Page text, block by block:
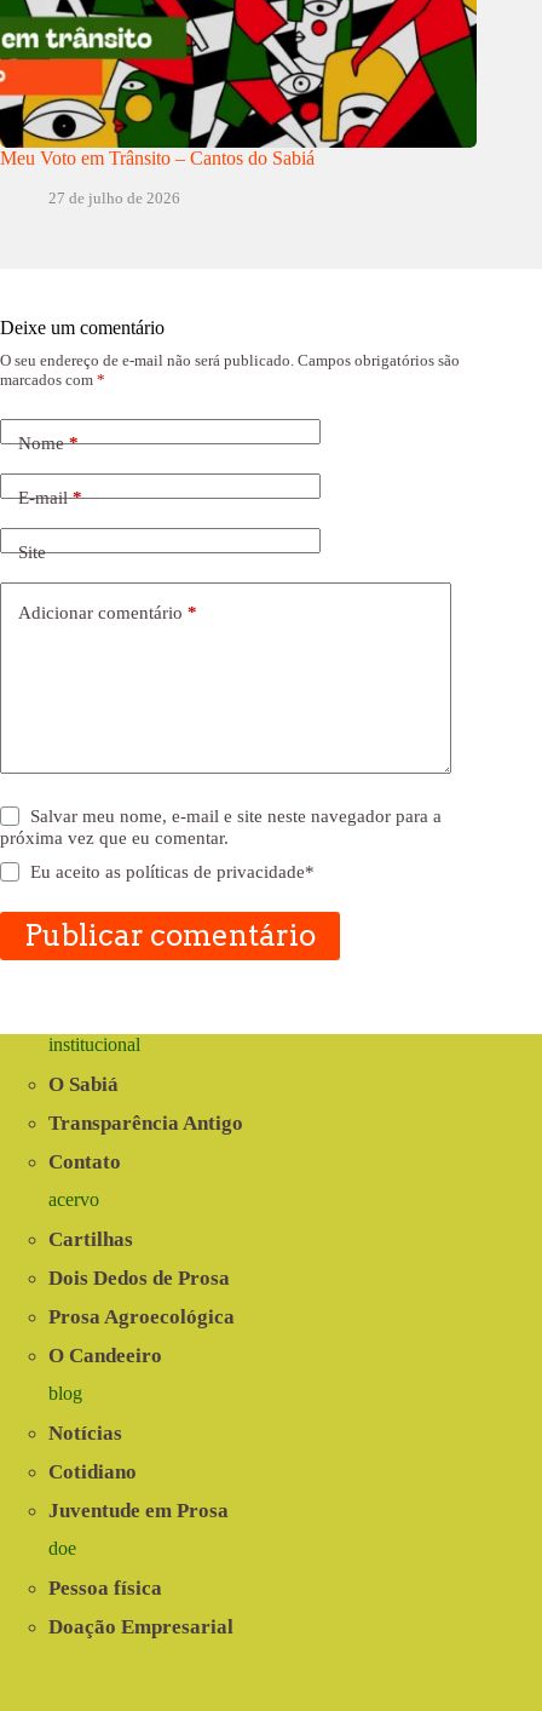
Meu Voto em Trânsito – Cantos do Sabiá
27 de julho de 2026
Deixe um comentário
O seu endereço de e-mail não será publicado. Campos obrigatórios são
marcados com *
Nome*
E-mail*
Site
Adicionar comentário *
Salvar meu nome, e-mail e site neste navegador para a
próxima vez que eu comentar.
Eu aceito aspolíticas de privacidade*
Publicar comentário
institucional
O Sabiá
Transparência Antigo
Contato
acervo
Cartilhas
Dois Dedos de Prosa
Prosa Agroecológica
O Candeeiro
blog
Notícias
Cotidiano
Juventude em Prosa
doe
Pessoa física
Doação Empresarial